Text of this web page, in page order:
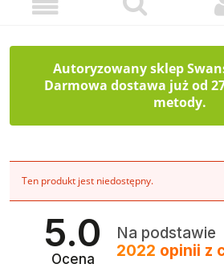
Autoryzowany sklep
Darmowa dostawa już od
metody.
Ten produkt jest niedostępny.
5.0
Ocena
Na podstawie
2022 opinii z